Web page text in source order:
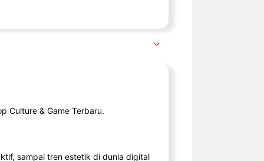
Culture & Game Terbaru.
sampai tren estetik di dunia digital